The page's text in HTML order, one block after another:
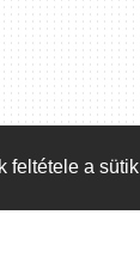
feltétele a